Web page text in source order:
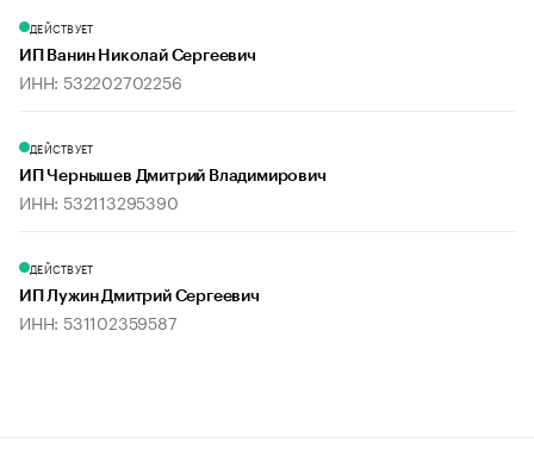
ДЕЙСТВУЕТ
ИП Ванин Николай Сергеевич
ИНН: 532202702256
ДЕЙСТВУЕТ
ИП Чернышев Дмитрий Владимирович
ИНН: 532113295390
ДЕЙСТВУЕТ
ИП Лужин Дмитрий Сергеевич
ИНН: 531102359587